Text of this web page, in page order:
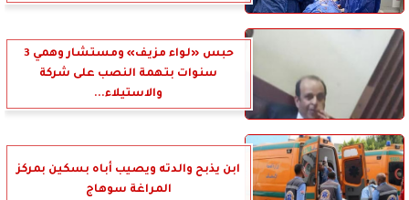
حبس «لواء مزيف» ومستشار وهمي 3
سنوات بتهمة النصب على شركة
والاستيلاء...
ابن يذبح والدته ويصيب أباه بسكين بمركز
المراغة سوهاج